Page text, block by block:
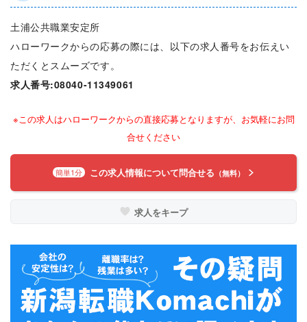
土浦公共職業安定所
ハローワークからの応募の際には、以下の求人番号をお伝えい
ただくとスムーズです。
求人番号:08040-11349061
※この求人はハローワークからの直接応募となりますが、お気軽にお問
合せください
簡単1分 この求人情報について問合せる （無料）
求人をキープ